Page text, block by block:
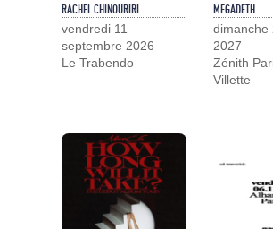
RACHEL CHINOURIRI
vendredi 11
septembre 2026
Le Trabendo
MEGADETH
dimanche
2027
Zénith
Villette